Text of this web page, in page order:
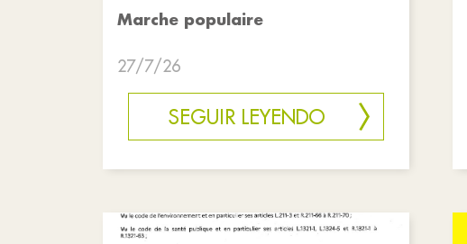
Marche populaire
27/7/26
SEGUIR LEYENDO